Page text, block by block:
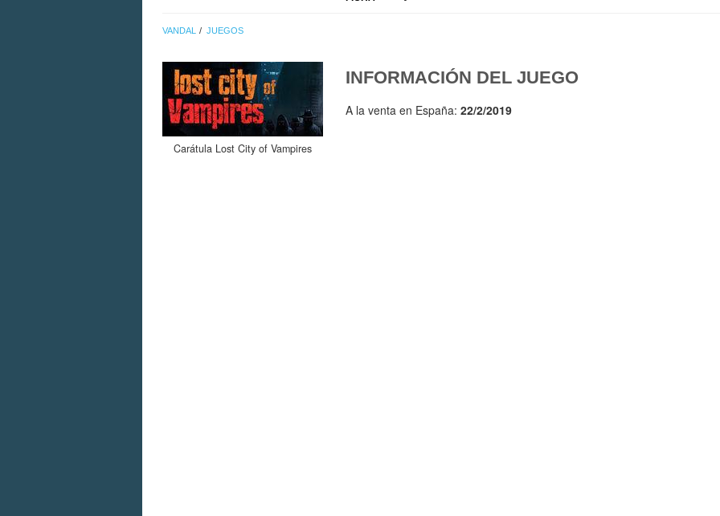
VANDAL JUEGOS
Carátula Lost City of Vampires
INFORMACIÓN DEL JUEGO
A la venta en España: 22/2/2019